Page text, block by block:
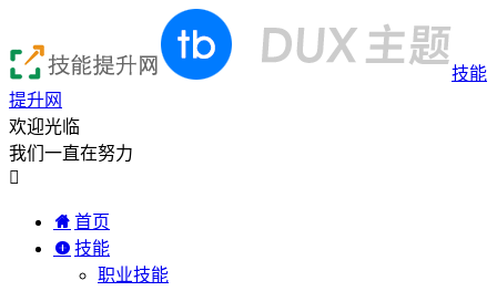
技能
提升网
欢迎光临
我们一直在努力

首页
技能
职业技能